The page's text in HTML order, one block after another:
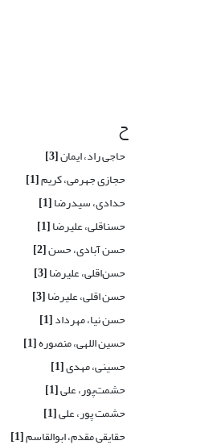
ح
حاجی راد، ایمان[3]
حجازی جهرمی، کریم[1]
حدادی، سیدرضا[1]
حسن‏اقلی، علیرضا[1]
حسن آبادی، حسن[2]
حسن‌اقلی، علیرضا[3]
حسن اقلی، علیرضا[3]
حسن نیا، مهرداد[1]
حسین اللهی، منصوره[1]
حسینی، مهدی[1]
حشمت‌پور، علی[1]
حشمت پور، علی[1]
حقایقی مقدم، ابوالقاسم[1]